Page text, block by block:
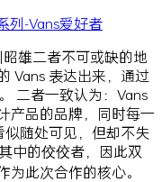
昭雄二者不可或缺的地
Vans 表达出来，通过
二者一致认为：Vans
产品的品牌，同时每一
似随处可见，但却不失
中的佼佼者，因此双
此次合作的核心。